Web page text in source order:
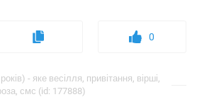
0
- яке весілля, привітання, вірші,
смс (id: 177888)